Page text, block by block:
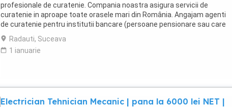
profesionale de curatenie. Compania noastra asigura servicii de
curatenie in aproape toate orasele mari din România. Angajam agenti
de curatenie pentru institutii bancare (persoane pensionare sau care
mai lucreaza in alta parte). Program ...
Radauti, Suceava
1 ianuarie
Electrician Tehnician Mecanic | pana la 6000 lei NET |